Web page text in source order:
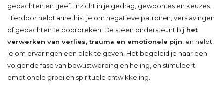
gedachten en geeft inzicht in je gedrag, gewoontes en keuzes.
Hierdoor helpt amethist je om negatieve patronen, verslavingen
of gedachten te doorbreken. De steen ondersteunt bij het
verwerken van verlies, trauma en emotionele pijn , en helpt
je om ervaringen een plek te geven. Het begeleid je naar een
volgende fase van bewustwording en heling, en stimuleert
emotionele groei en spirituele ontwikkeling.